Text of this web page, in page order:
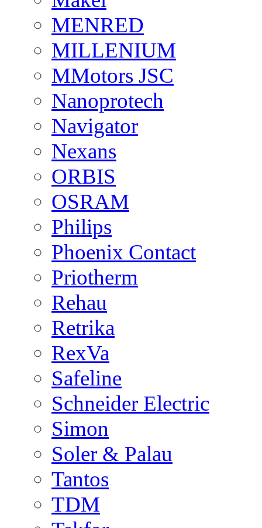
MENRED
MILLENIUM
MMotors JSC
Nanoprotech
Navigator
Nexans
ORBIS
OSRAM
Philips
Phoenix Contact
Priotherm
Rehau
Retrika
RexVa
Safeline
Schneider Electric
Simon
Soler & Palau
Tantos
TDM